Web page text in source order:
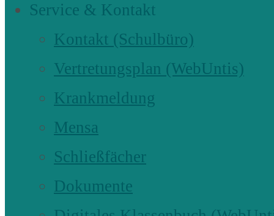
Service & Kontakt
Kontakt (Schulbüro)
Vertretungsplan (WebUntis)
Krankmeldung
Mensa
Schließfächer
Dokumente